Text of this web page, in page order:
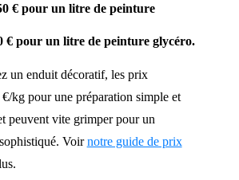
€ pour un litre de peinture
€ pour un litre de peinture glycéro.
un enduit décoratif, les prix
kg pour une préparation simple et
peuvent vite grimper pour un
Voirnotre guide de prix